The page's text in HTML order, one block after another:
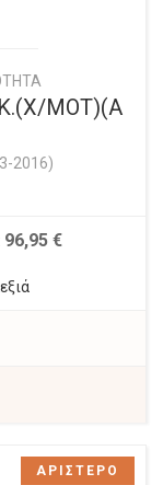
ΜΟΤ)(Α
2016)
96,95 €
ΑΡΙΣΤΕΡΟ